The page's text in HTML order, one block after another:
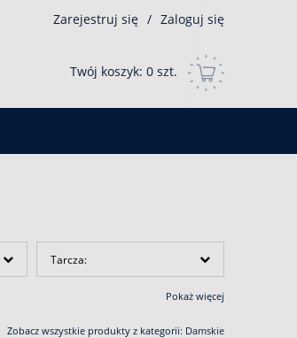
Zarejestruj się / Zaloguj się
Twój koszyk: 0 szt.
Tarcza:
Pokaż więcej
Zobacz wszystkie produkty z kategorii: Damskie